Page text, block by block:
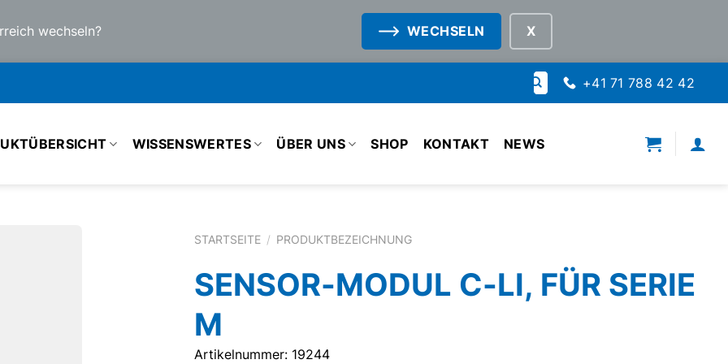
wechseln? WECHSELN
Suche
nach:
+41 71 788 42 42
WISSENSWERTES ÜBER UNS SHOP KONTAKT NEWS
STARTSEITE / PRODUKTBEZEICHNUNG
SENSOR-MODUL C-LI, FÜR SERIE
M
Artikelnummer: 19244